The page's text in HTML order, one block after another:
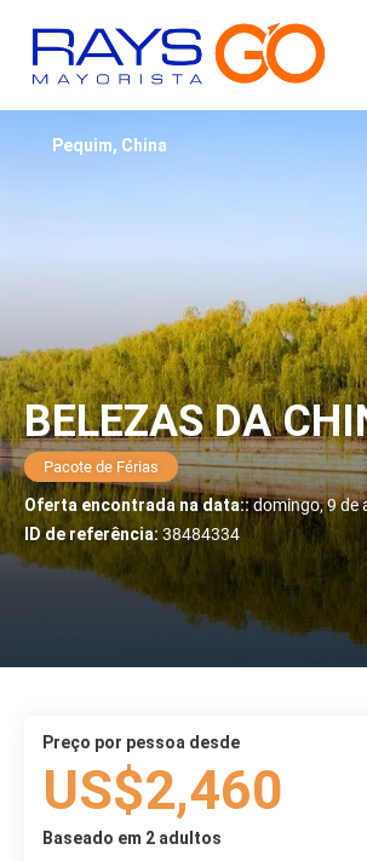
BELEZAS DA
Pacote de Férias
Oferta encontrada na data::domingo, 9 de
ID de referência: 38484334
Pequim, China
preço por pessoa desde
US$2,460
Baseado em 2 adultos